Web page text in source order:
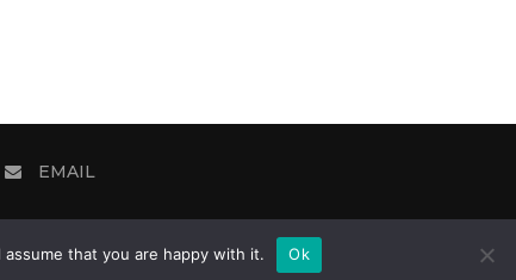
EMAIL
that you are happy with it. Ok